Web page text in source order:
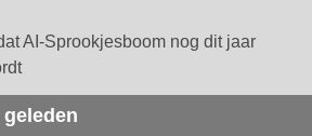
AI-Sprookjesboom nog dit jaar